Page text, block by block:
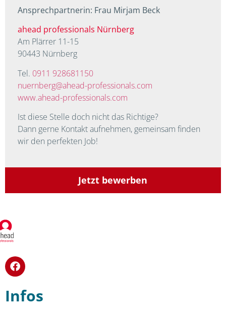
Ansprechpartnerin: Frau Mirjam Beck
ahead professionals Nürnberg
Am Plärrer 11-15
90443 Nürnberg
Tel. 0911 928681150
nuernberg@ahead-professionals.com
www.ahead-professionals.com
Ist diese Stelle doch nicht das Richtige?
Dann gerne Kontakt aufnehmen, gemeinsam finden
wir den perfekten Job!
Jetzt bewerben
Infos